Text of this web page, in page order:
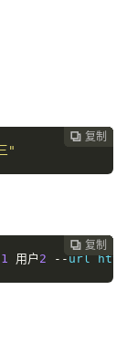
 复制
 复制
 复制
 复制
 复制
 复制
 复制
 复制
"
 复制
 复制
 复制
 复制
 复制
 复制
 复制
1 用户 2 -- url